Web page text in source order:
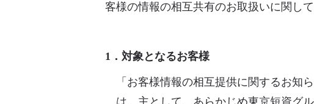
客様の情報の相互共有のお取扱いに関し
1．対象となるお客様
「お客様情報の相互提供に関するお知
は、主として、あらかじめ東京短資グ